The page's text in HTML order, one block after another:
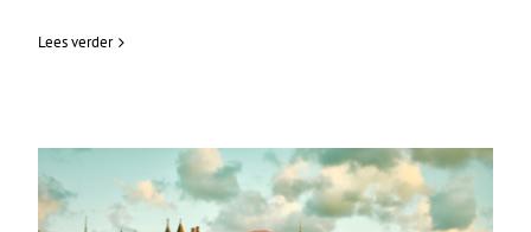
Lees verder